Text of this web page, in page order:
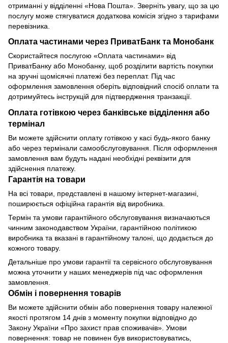
отриманні у відділенні «Нова Пошта». Зверніть увагу, що за цю
послугу може стягуватися додаткова комісія згідно з тарифами
перевізника.
Оплата частинами через ПриватБанк та Монобанк
Скористайтеся послугою «Оплата частинами» від
ПриватБанку або Монобанку, щоб розділити вартість покупки
на зручні щомісячні платежі без переплат. Під час
оформлення замовлення оберіть відповідний спосіб оплати та
дотримуйтесь інструкцій для підтвердження транзакції.
Оплата готівкою через банківське відділення або
термінал
Ви можете здійснити оплату готівкою у касі будь-якого банку
або через термінали самообслуговування. Після оформлення
замовлення вам будуть надані необхідні реквізити для
здійснення платежу.
Гарантія на товари
На всі товари, представлені в нашому інтернет-магазині,
поширюється офіційна гарантія від виробника.
Термін та умови гарантійного обслуговування визначаються
чинним законодавством України, гарантійною політикою
виробника та вказані в гарантійному талоні, що додається до
кожного товару.
Детальніше про умови гарантії та сервісного обслуговування
можна уточнити у наших менеджерів під час оформлення
замовлення.
Обмін і повернення товарів
Ви можете здійснити обмін або повернення товару належної
якості протягом 14 днів з моменту покупки відповідно до
Закону України «Про захист прав споживачів». Умови
повернення: товар не повинен був використовуватись,